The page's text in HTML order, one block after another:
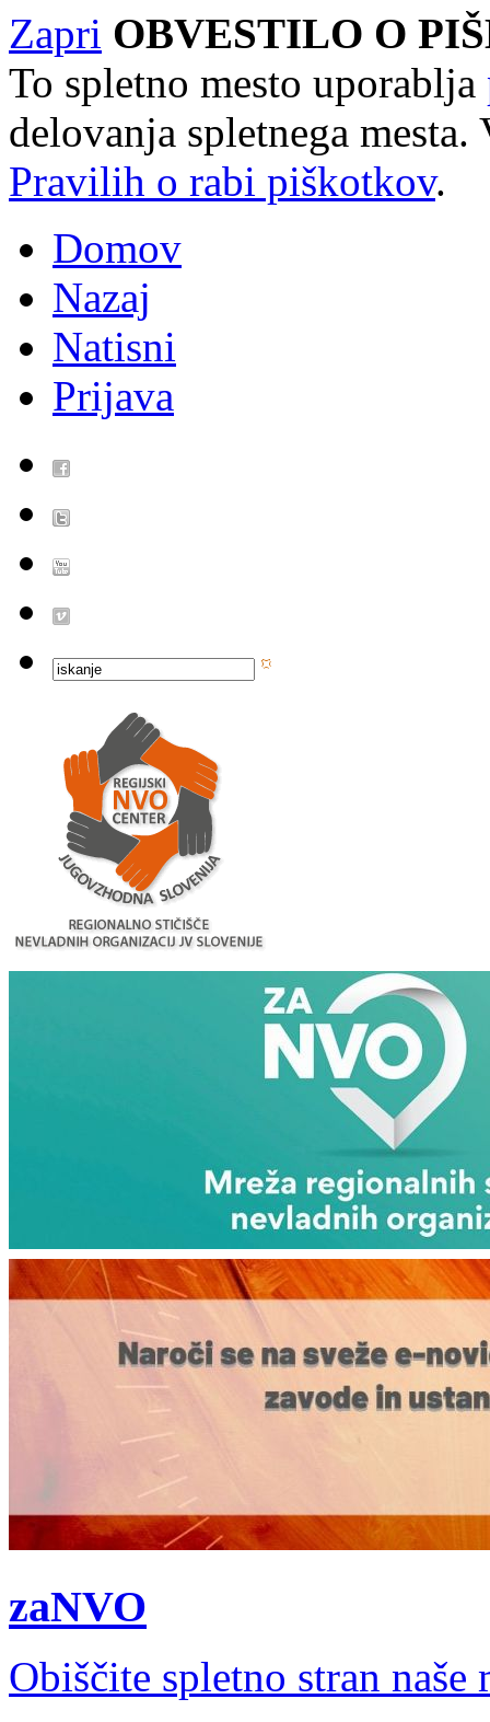
Zapri OBVESTILO O
To spletno mesto uporablja
delovanja spletnega
Pravilih o rabi piškotkov.
Domov
Nazaj
Natisni
Prijava
zaNVO
Obiščite spletno stran naše